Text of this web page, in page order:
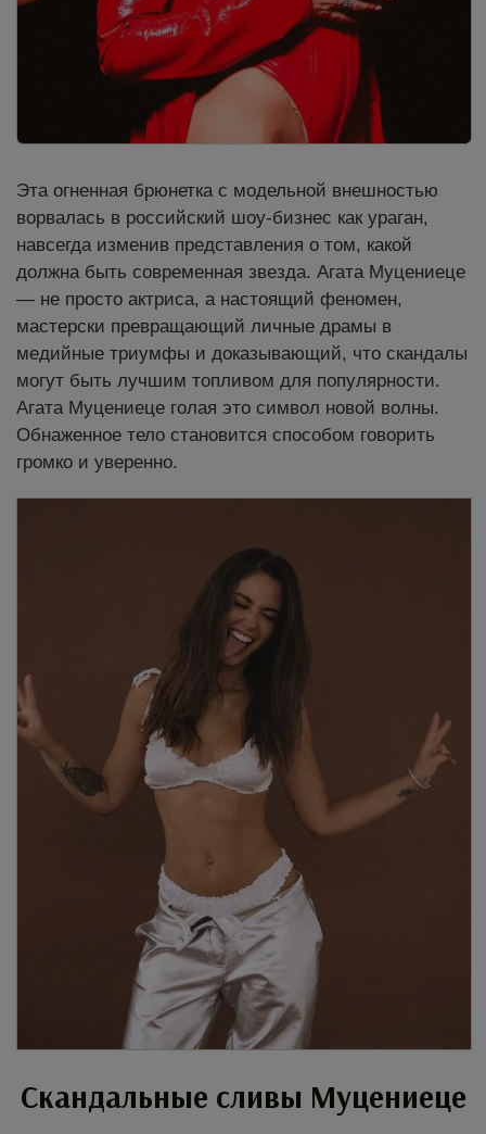
Эта огненная брюнетка с модельной внешностью
ворвалась в российский шоу-бизнес как ураган,
навсегда изменив представления о том, какой
должна быть современная звезда. Агата Муцениеце
— не просто актриса, а настоящий феномен,
мастерски превращающий личные драмы в
медийные триумфы и доказывающий, что скандалы
могут быть лучшим топливом для популярности.
Агата Муцениеце голая это символ новой волны.
Обнаженное тело становится способом говорить
громко и уверенно.
Скандальные сливы Муцениеце